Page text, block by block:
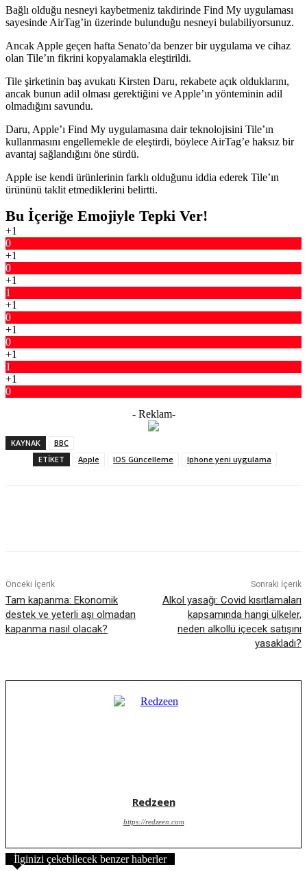
Bağlı olduğu nesneyi kaybetmeniz takdirinde Find My uygulaması
sayesinde AirTag’in üzerinde bulunduğu nesneyi bulabiliyorsunuz.
Ancak Apple geçen hafta Senato’da benzer bir uygulama ve cihaz
olan Tile’ın fikrini kopyalamakla eleştirildi.
Tile şirketinin baş avukatı Kirsten Daru, rekabete açık olduklarını,
ancak bunun adil olması gerektiğini ve Apple’ın yönteminin adil
olmadığını savundu.
Daru, Apple’ı Find My uygulamasına dair teknolojisini Tile’ın
kullanmasını engellemekle de eleştirdi, böylece AirTag’e haksız bir
avantaj sağlandığını öne sürdü.
Apple ise kendi ürünlerinin farklı olduğunu iddia ederek Tile’ın
ürününü taklit etmediklerini belirtti.
Bu İçeriğe Emojiyle Tepki Ver!
+1
0
+1
0
+1
1
+1
0
+1
0
+1
1
+1
0
- Reklam-
KAYNAK
BBC
ETIKET
Apple IOS Güncelleme Iphone yeni uygulama
Önceki İçerik
Tam kapanma: Ekonomik
destek ve yeterli aşı olmadan
kapanma nasıl olacak?
Sonraki İçerik
Alkol yasağı: Covid kısıtlamaları
kapsamında hangi ülkeler,
neden alkollü içecek satışını
yasakladı?
Redzeen
https://redzeen.com
İlginizi çekebilecek benzer haberler